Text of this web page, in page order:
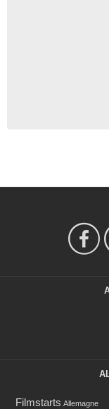
Filmstarts Allemagne